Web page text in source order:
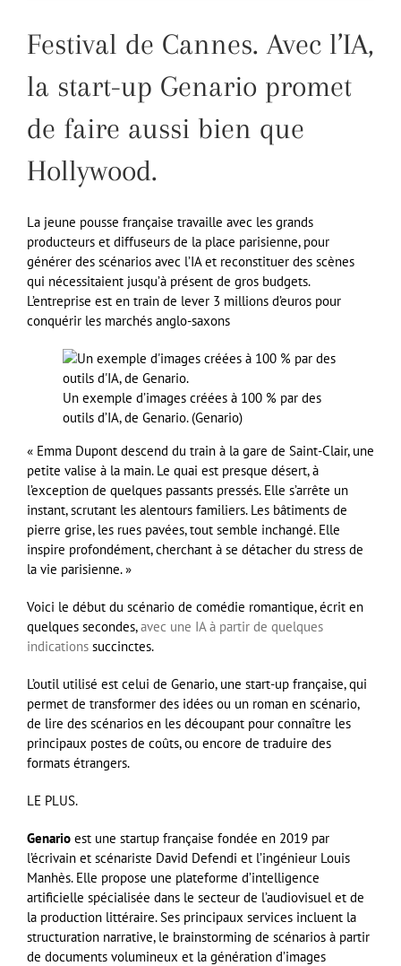
Festival de Cannes. Avec l’IA,
la start-up Genario promet
de faire aussi bien que
Hollywood.
La jeune pousse française travaille avec les grands
producteurs et diffuseurs de la place parisienne, pour
générer des scénarios avec l’IA et reconstituer des scènes
qui nécessitaient jusqu’à présent de gros budgets.
L’entreprise est en train de lever 3 millions d’euros pour
conquérir les marchés anglo-saxons
Un exemple d’images créées à 100 % par des
outils d’IA, de Genario. (Genario)
« Emma Dupont descend du train à la gare de Saint-Clair, une
petite valise à la main. Le quai est presque désert, à
l’exception de quelques passants pressés. Elle s’arrête un
instant, scrutant les alentours familiers. Les bâtiments de
pierre grise, les rues pavées, tout semble inchangé. Elle
inspire profondément, cherchant à se détacher du stress de
la vie parisienne. »
Voici le début du scénario de comédie romantique, écrit en
quelques secondes,avec une IA à partir de quelques
indications succinctes.
L’outil utilisé est celui de Genario, une start-up française, qui
permet de transformer des idées ou un roman en scénario,
de lire des scénarios en les découpant pour connaître les
principaux postes de coûts, ou encore de traduire des
formats étrangers.
LE PLUS.
Genario est une startup française fondée en 2019 par
l’écrivain et scénariste David Defendi et l’ingénieur Louis
Manhès. Elle propose une plateforme d’intelligence
artificielle spécialisée dans le secteur de l’audiovisuel et de
la production littéraire. Ses principaux services incluent la
structuration narrative, le brainstorming de scénarios à partir
de documents volumineux et la génération d’images